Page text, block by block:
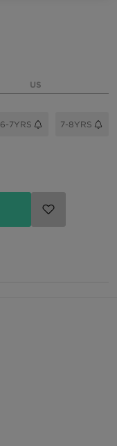
US
6-7YRS 7-8YRS